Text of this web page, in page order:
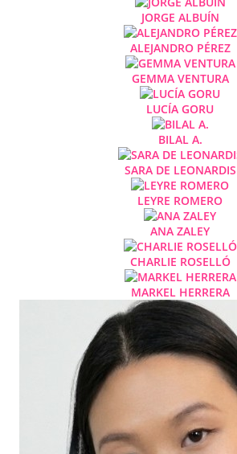
JORGE ALBUÍN
ALEJANDRO PÉREZ
GEMMA VENTURA
LUCÍA GORU
BILAL A.
SARA DE LEONARDIS
LEYRE ROMERO
ANA ZALEY
CHARLIE ROSELLÓ
MARKEL HERRERA